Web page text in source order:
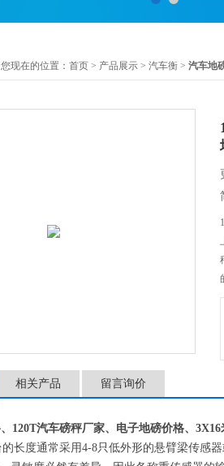
您现在的位置： 首页 > 产品展示 > 汽车衡 > 汽车地
相关产品 留言询价
120T汽车磅秤厂家、电子地磅价格、
长度通常采用4-8只低外形的悬臂梁传感